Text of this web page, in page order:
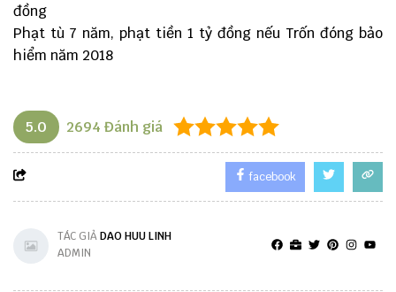
đồng
Phạt tù 7 năm, phạt tiền 1 tỷ đồng nếu Trốn đóng bảo
hiểm năm 2018
5.0 2694 Đánh giá
facebook
TÁC GIẢDAO HUU LINH
ADMIN